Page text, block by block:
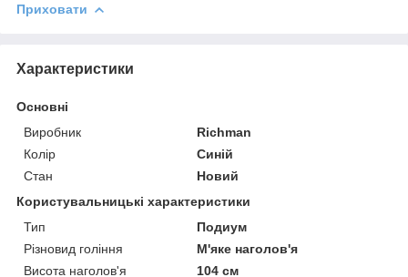
Приховати
Характеристики
Основні
Виробник
Richman
Колір
Синій
Стан
Новий
Користувальницькі характеристики
Тип
Подиум
Різновид гоління
М'яке наголов'я
Висота наголов'я
104 см